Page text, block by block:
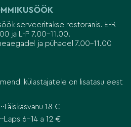
serveeritakse restoranis. E-R
ja L-P 7.00-11.00.
ja pühadel 7.00-11.00
külastajatele on lisatasu eest
Täiskasvanu 18 €
Laps 6-14 a 12 €